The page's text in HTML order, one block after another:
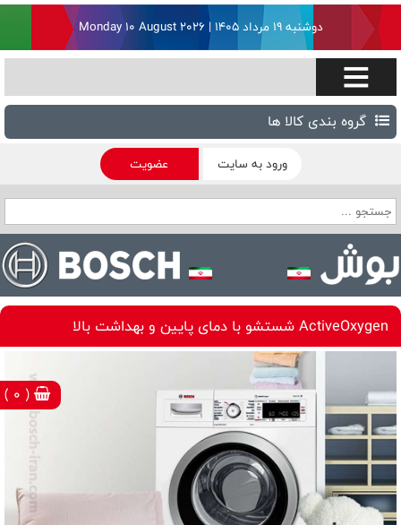
( 0 )
دوشنبه ۱۹ مرداد ۱۴۰۵ | Monday 10 August 2026
گروه بندی کالا ها
ورود به سایت عضویت
ActiveOxygen شستشو با دمای پایین و بهداشت بالا